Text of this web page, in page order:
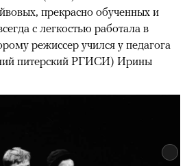
прекрасно обученных и
с легкостью работала в
режиссер учился у педагога
питерский РГИСИ) Ирины